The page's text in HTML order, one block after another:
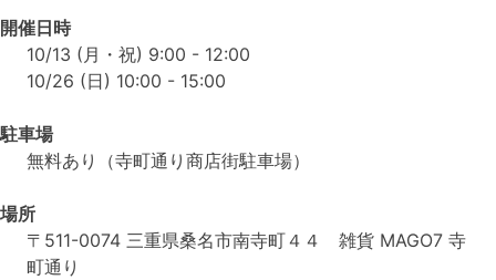
開催日時
10/13 (月・祝) 9:00 - 12:00
10/26 (日) 10:00 - 15:00
駐車場
無料あり（寺町通り商店街駐車場）
場所
〒511-0074 三重県桑名市南寺町４４ 雑貨 MAGO7 寺
町通り